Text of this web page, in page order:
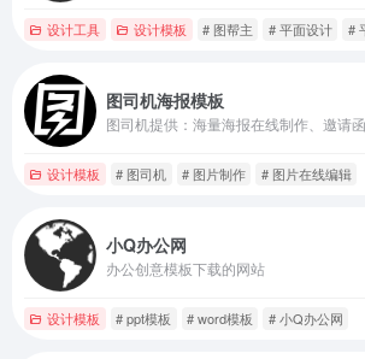
设计工具 设计模板 # 图帮主 # 平面设计 #
图司机海报模板
设计模板 # 图司机 # 图片制作 # 图片在线编辑
小Q办公网
办公创意模板下载的网站
设计模板 # ppt模板 # word模板 # 小Q办公网